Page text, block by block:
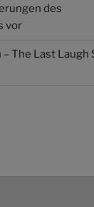
des
vor
The Last Laugh